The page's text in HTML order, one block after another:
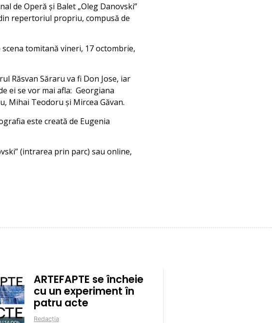
de Operă și Balet „Oleg Danovski”
repertoriul propriu, compusă de
scena tomitană vineri, 17 octombrie,
Răsvan Săraru va fi Don Jose, iar
ei se vor mai afla: Georgiana
Mihai Teodoru și Mircea Găvan.
este creată de Eugenia
(intrarea prin parc) sau online,
ARTEFAPTE se încheie
cu un experiment în
patru acte
Redacția